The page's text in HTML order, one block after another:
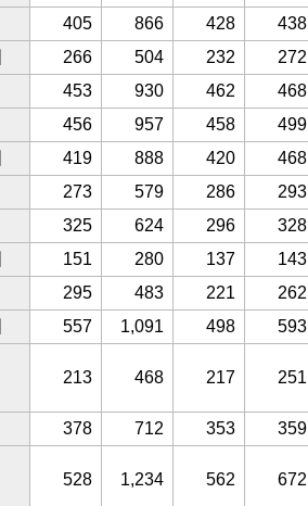
405 866 428
438
266 504 232
272
453 930 462
468
456 957 458
499
419 888 420
468
273 579 286
293
325 624 296
328
151 280 137
143
295 483 221
262
557 1,091 498 593
213 468 217 251
378 712 353 359
528 1,234 562 672